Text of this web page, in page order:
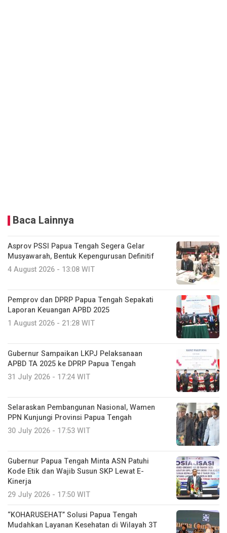
Baca Lainnya
Asprov PSSI Papua Tengah Segera Gelar
Musyawarah, Bentuk Kepengurusan Definitif
4 August 2026 - 13:08 WIT
Pemprov dan DPRP Papua Tengah Sepakati
Laporan Keuangan APBD 2025
1 August 2026 - 21:28 WIT
Gubernur Sampaikan LKPJ Pelaksanaan
APBD TA 2025 ke DPRP Papua Tengah
31 July 2026 - 17:24 WIT
Selaraskan Pembangunan Nasional, Wamen
PPN Kunjungi Provinsi Papua Tengah
30 July 2026 - 17:53 WIT
Gubernur Papua Tengah Minta ASN Patuhi
Kode Etik dan Wajib Susun SKP Lewat E-
Kinerja
29 July 2026 - 17:50 WIT
“KOHARUSEHAT” Solusi Papua Tengah
Mudahkan Layanan Kesehatan di Wilayah 3T